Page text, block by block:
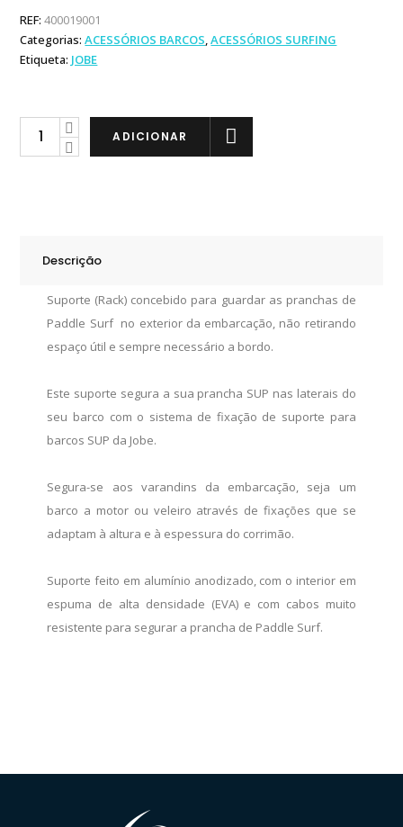
REF:400019001
Categorias:ACESSÓRIOS BARCOS,ACESSÓRIOS SURFING
Etiqueta: JOBE
Jobe
ADICIONAR
Descrição
Suporte (Rack) concebido para guardar as pranchas de
Paddle Surf no exterior da embarcação, não retirando
espaço útil e sempre necessário a bordo.
Este suporte segura a sua prancha SUP nas laterais do
seu barco com o sistema de fixação de suporte para
barcos SUP da Jobe.
Segura-se aos varandins da embarcação, seja um
barco a motor ou veleiro através de fixações que se
adaptam à altura e à espessura do corrimão.
Suporte feito em alumínio anodizado, com o interior em
espuma de alta densidade (EVA) e com cabos muito
resistente para segurar a prancha de Paddle Surf.